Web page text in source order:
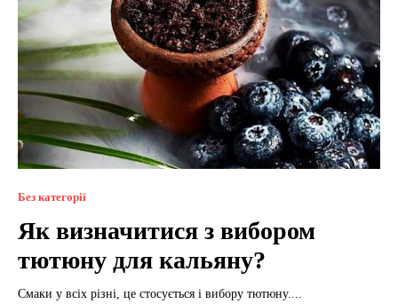
Без категорії
Як визначитися з вибором
тютюну для кальяну?
Смаки у всіх різні, це стосується і вибору тютюну....